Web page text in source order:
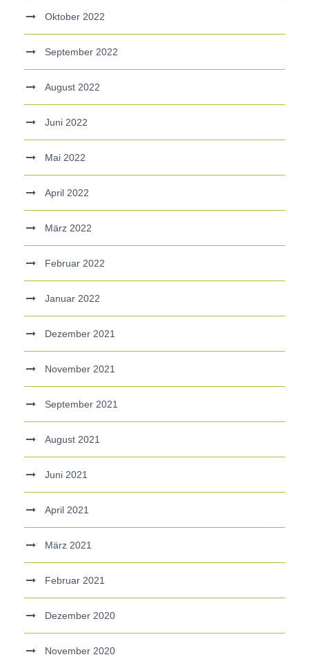
Oktober 2022
September 2022
August 2022
Juni 2022
Mai 2022
April 2022
März 2022
Februar 2022
Januar 2022
Dezember 2021
November 2021
September 2021
August 2021
Juni 2021
April 2021
März 2021
Februar 2021
Dezember 2020
November 2020